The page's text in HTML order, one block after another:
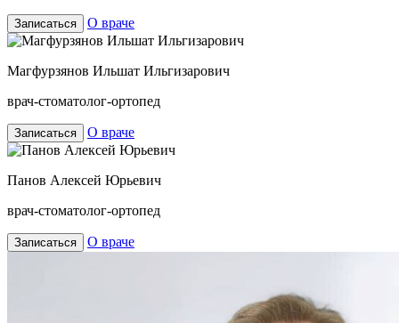
Записаться О враче
Магфурзянов Ильшат Ильгизарович
врач-стоматолог-ортопед
Записаться О враче
Панов Алексей Юрьевич
врач-стоматолог-ортопед
Записаться О враче